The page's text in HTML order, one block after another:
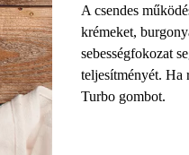
A csendes
krémeket,
sebességfokozat
teljesítményét. Ha
Turbo gombot.